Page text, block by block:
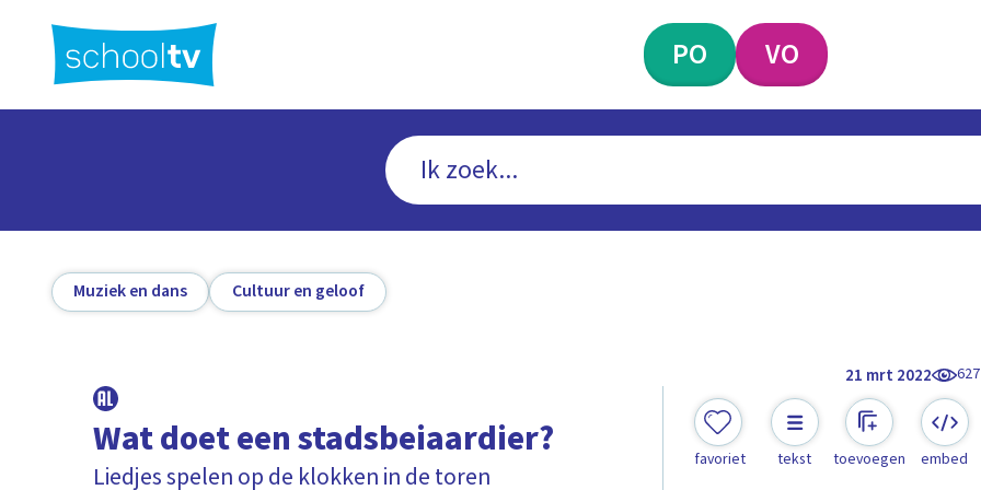
hoofdinhoud
PO VO
Muziek en dans Cultuur en geloof
21 mrt 2022 627
Wat doet een stadsbeiaardier?
Liedjes spelen op de klokken in de toren
favoriet tekst toevoegen embed